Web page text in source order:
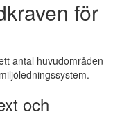
för
antal huvudområden
och